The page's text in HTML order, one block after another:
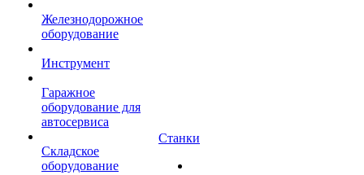
Железнодорожное
оборудование
Инструмент
Гаражное
оборудование для
автосервиса
Складское
оборудование
Станки